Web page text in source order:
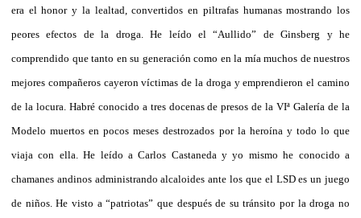
era el honor y la lealtad, convertidos en piltrafas humanas mostrando los
peores efectos de la droga. He leído el “Aullido” de Ginsberg y he
comprendido que tanto en su generación como en la mía muchos de nuestros
mejores compañeros cayeron víctimas de la droga y emprendieron el camino
de la locura. Habré conocido a tres docenas de presos de la VIª Galería de la
Modelo muertos en pocos meses destrozados por la heroína y todo lo que
viaja con ella. He leído a Carlos Castaneda y yo mismo he conocido a
chamanes andinos administrando alcaloides ante los que el LSD es un juego
de niños. He visto a “patriotas” que después de su tránsito por la droga no